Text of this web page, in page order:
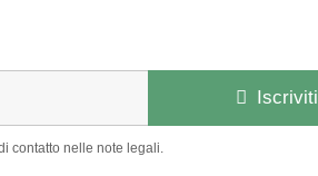
Iscriviti
contatto nelle note legali.